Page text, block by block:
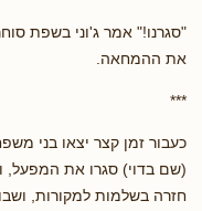
"סגרנו!" אמר ג'וני בשפת
את ההמחאה.
***
כעבור זמן קצר יצאו בני
(שם בדוי) סגרו את המפעל,
חזרה בשלמות למקורות,